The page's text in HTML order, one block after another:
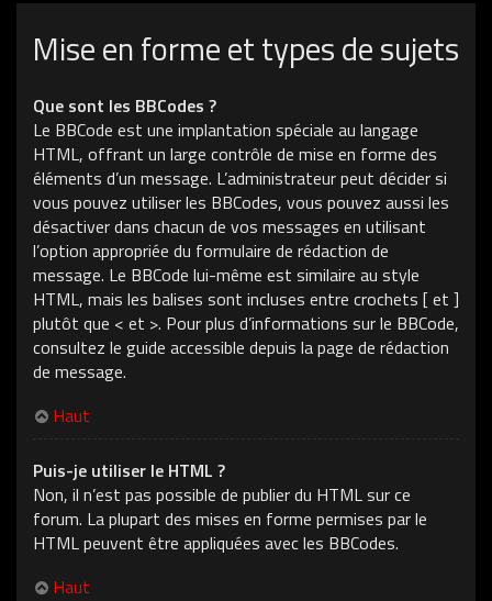
Mise en forme et types de sujets
Que sont les BBCodes ?
Le BBCode est une implantation spéciale au langage
HTML, offrant un large contrôle de mise en forme des
éléments d’un message. L’administrateur peut décider si
vous pouvez utiliser les BBCodes, vous pouvez aussi les
désactiver dans chacun de vos messages en utilisant
l’option appropriée du formulaire de rédaction de
message. Le BBCode lui-même est similaire au style
HTML, mais les balises sont incluses entre crochets [ et ]
plutôt que < et >. Pour plus d’informations sur le BBCode,
consultez le guide accessible depuis la page de rédaction
de message.
Haut
Puis-je utiliser le HTML ?
Non, il n’est pas possible de publier du HTML sur ce
forum. La plupart des mises en forme permises par le
HTML peuvent être appliquées avec les BBCodes.
Haut